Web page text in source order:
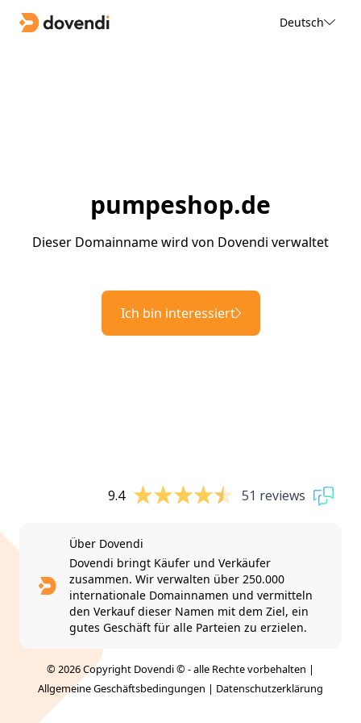
Deutsch
pumpeshop.de
Dieser Domainname wird von Dovendi verwaltet
Ich bin interessiert
9.4 51 reviews
Über Dovendi
Dovendi bringt Käufer und Verkäufer
zusammen. Wir verwalten über 250.000
internationale Domainnamen und vermitteln
den Verkauf dieser Namen mit dem Ziel, ein
gutes Geschäft für alle Parteien zu erzielen.
© 2026 Copyright Dovendi © - alle Rechte vorbehalten |
Allgemeine Geschäftsbedingungen | Datenschutzerklärung